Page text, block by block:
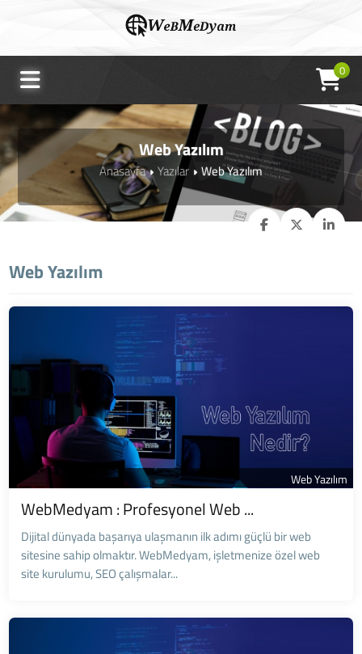
0
Web Yazılım
Anasayfa Yazılar Web Yazılım
Web Yazılım
Web Yazılım
WebMedyam : Profesyonel Web ...
Dijital dünyada başarıya ulaşmanın ilk adımı güçlü bir web
sitesine sahip olmaktır. WebMedyam, işletmenize özel web
site kurulumu, SEO çalışmalar...